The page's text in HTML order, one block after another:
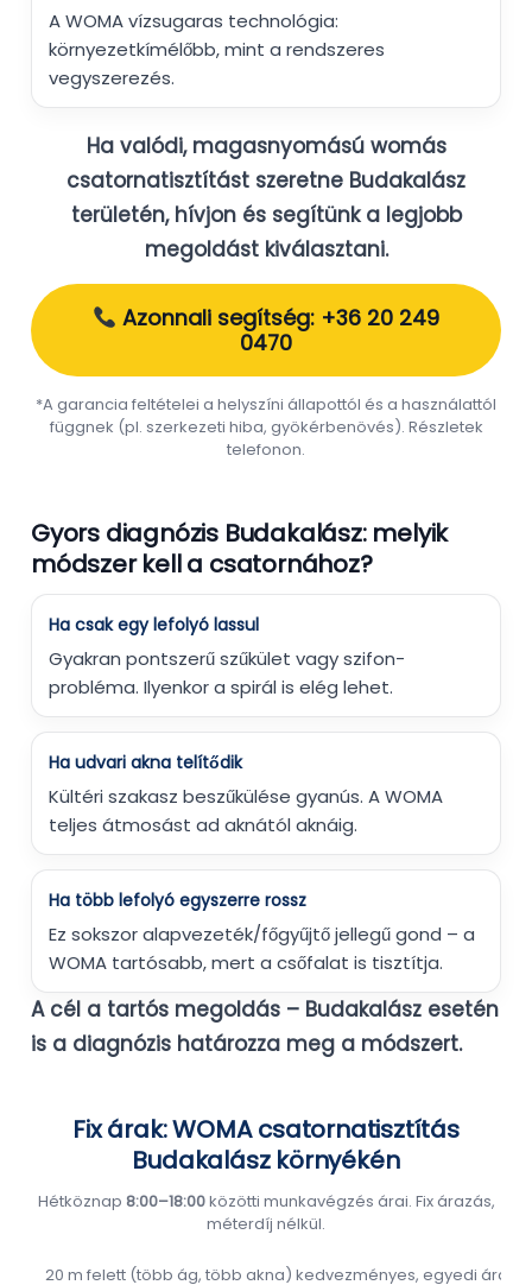
A WOMA vízsugaras technológia:
környezetkímélőbb, mint a rendszeres
vegyszerezés.
Ha valódi, magasnyomású womás
csatornatisztítást szeretne Budakalász
területén, hívjon és segítünk a legjobb
megoldást kiválasztani.
Azonnali segítség: +36 20 249
0470
*A garancia feltételei a helyszíni állapottól és a használattól
függnek (pl. szerkezeti hiba, gyökérbenövés). Részletek
telefonon.
Gyors diagnózis Budakalász: melyik
módszer kell a csatornához?
Ha csak egy lefolyó lassul
Gyakran pontszerű szűkület vagy szifon-
probléma. Ilyenkor a spirál is elég lehet.
Ha udvari akna telítődik
Kültéri szakasz beszűkülése gyanús. A WOMA
teljes átmosást ad aknától aknáig.
Ha több lefolyó egyszerre rossz
Ez sokszor alapvezeték/főgyűjtő jellegű gond – a
WOMA tartósabb, mert a csőfalat is tisztítja.
A cél a tartós megoldás – Budakalász esetén
is a diagnózis határozza meg a módszert.
Fix árak: WOMA csatornatisztítás
Budakalász környékén
Hétköznap 8:00–18:00közötti munkavégzés árai. Fix árazás,
méterdíj nélkül.
20 m felett (több ág, több akna) kedvezményes, egyedi